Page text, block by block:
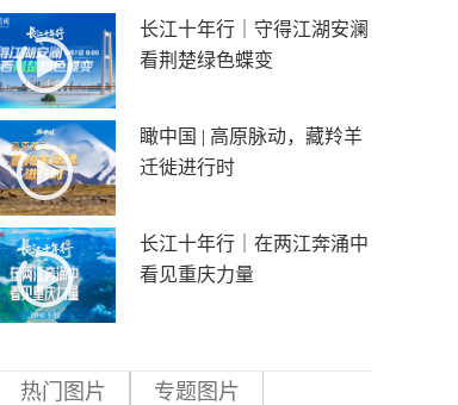
长江十年行｜守得江湖安澜
看荆楚绿色蝶变
瞰中国 | 高原脉动，藏羚羊
迁徙进行时
长江十年行｜在两江奔涌中
看见重庆力量
热门图片 专题图片